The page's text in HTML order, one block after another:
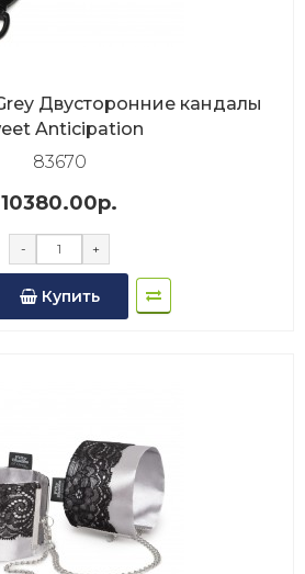
Двусторонние кандалы
Anticipation
83670
10380.00р.
- +
Купить